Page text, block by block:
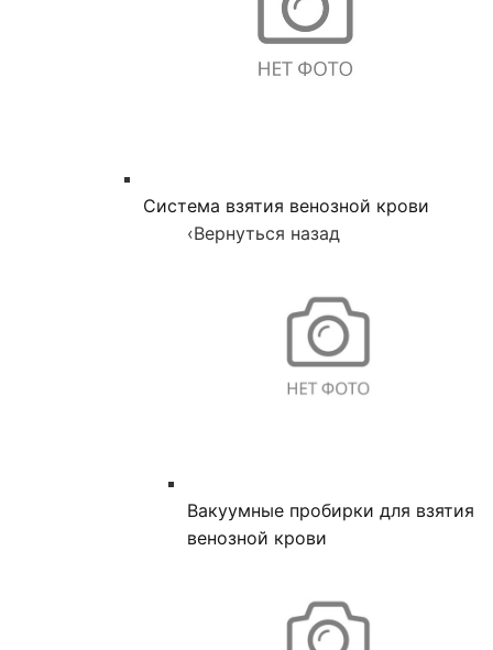
Система взятия венозной крови
‹Вернуться назад
Вакуумные пробирки для взятия
венозной крови